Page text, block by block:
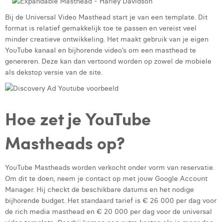
William Rezette
Yaël Vanhoe
Bij de Universal Video Masthead start je van een template. Dit
format is relatief gemakkelijk toe te passen en vereist veel
minder creatieve ontwikkeling. Het maakt gebruik van je eigen
YouTube kanaal en bijhorende video’s om een masthead te
genereren. Deze kan dan vertoond worden op zowel de mobiele
als dekstop versie van de site.
Hoe zet je YouTube
Mastheads op?
YouTube Mastheads worden verkocht onder vorm van reservatie.
Om dit te doen, neem je contact op met jouw Google Account
Manager. Hij checkt de beschikbare datums en het nodige
bijhorende budget. Het standaard tarief is € 26 000 per dag voor
de rich media masthead en € 20 000 per dag voor de universal